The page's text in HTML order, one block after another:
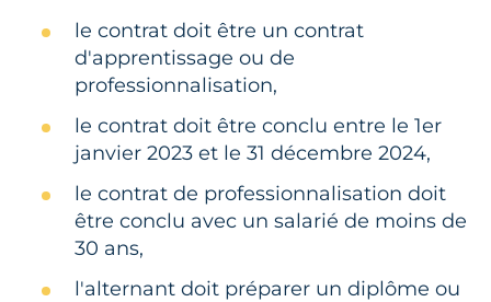
le contrat doit être un contrat
d'apprentissage ou de
professionnalisation,
le contrat doit être conclu entre le 1er
janvier 2023 et le 31 décembre 2024,
le contrat de professionnalisation doit
être conclu avec un salarié de moins de
30 ans,
l'alternant doit préparer un diplôme ou